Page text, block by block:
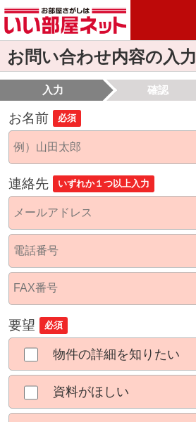
お問い合わせ内容の入力
入力 確認
お名前 必須
連絡先 いずれか１つ以上入力
要望 必須
物件の詳細を知りたい
資料がほしい